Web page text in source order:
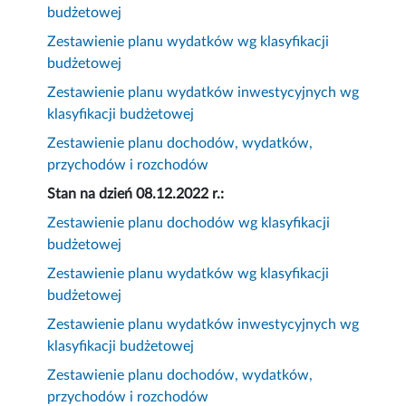
budżetowej
Zestawienie planu wydatków wg klasyfikacji
budżetowej
Zestawienie planu wydatków inwestycyjnych wg
klasyfikacji budżetowej
Zestawienie planu dochodów, wydatków,
przychodów i rozchodów
Stan na dzień 08.12.2022 r.:
Zestawienie planu dochodów wg klasyfikacji
budżetowej
Zestawienie planu wydatków wg klasyfikacji
budżetowej
Zestawienie planu wydatków inwestycyjnych wg
klasyfikacji budżetowej
Zestawienie planu dochodów, wydatków,
przychodów i rozchodów